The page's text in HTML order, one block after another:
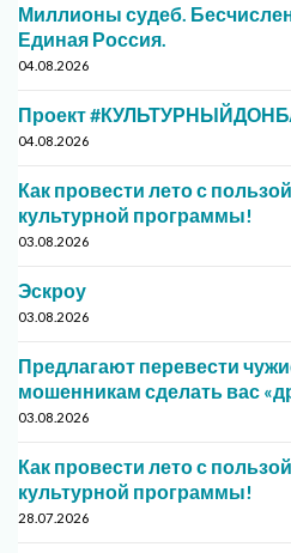
Миллионы судеб.
Единая Россия.
04.08.2026
Проект
04.08.2026
Как провести лето с
культурной программы!
03.08.2026
Эскроу
03.08.2026
Предлагают перевести
мошенникам сделать вас
03.08.2026
Как провести лето с
культурной программы!
28.07.2026